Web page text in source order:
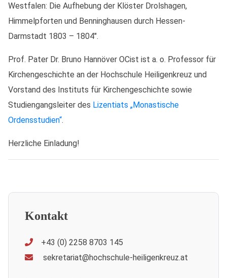
Westfalen: Die Aufhebung der Klöster Drolshagen,
Himmelpforten und Benninghausen durch Hessen-
Darmstadt 1803 – 1804″.
Prof. Pater Dr. Bruno Hannöver OCist ist a. o. Professor für
Kirchengeschichte an der Hochschule Heiligenkreuz und
Vorstand des Instituts für Kirchengeschichte sowie
Studiengangsleiter des Lizentiats „Monastische
Ordensstudien“.
Herzliche Einladung!
Kontakt
+43 (0) 2258 8703 145
sekretariat@hochschule-heiligenkreuz.at